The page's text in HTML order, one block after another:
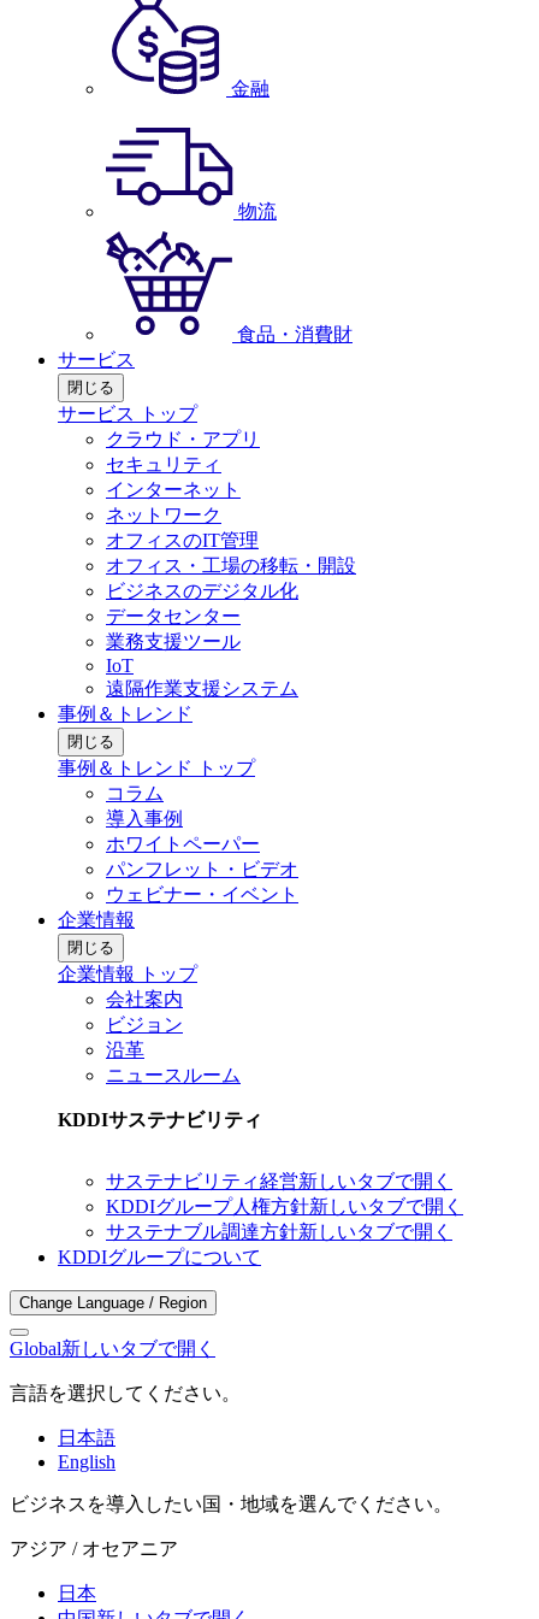
金融
物流
食品・消費財
サービス
閉じる
サービス トップ
クラウド・アプリ
セキュリティ
インターネット
ネットワーク
オフィスのIT管理
オフィス・工場の移転・開設
ビジネスのデジタル化
データセンター
業務支援ツール
IoT
遠隔作業支援システム
事例＆トレンド
閉じる
事例＆トレンド トップ
コラム
導入事例
ホワイトペーパー
パンフレット・ビデオ
ウェビナー・イベント
企業情報
閉じる
企業情報 トップ
会社案内
ビジョン
沿革
ニュースルーム
KDDIサステナビリティ
サステナビリティ経営新しいタブで開く
KDDIグループ人権方針新しいタブで開く
サステナブル調達方針新しいタブで開く
KDDIグループについて
Change Language / Region
Global新しいタブで開く
言語を選択してください。
日本語
English
ビジネスを導入したい国・地域を選んでください。
アジア / オセアニア
日本